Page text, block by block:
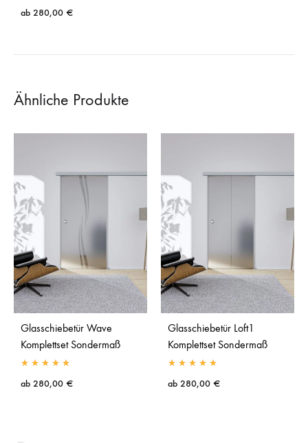
ab 280,00 €
Ähnliche Produkte
Glasschiebetür Wave
Komplettset Sondermaß
ab 280,00 €
Glasschiebetür Loft1
Komplettset Sondermaß
ab 280,00 €